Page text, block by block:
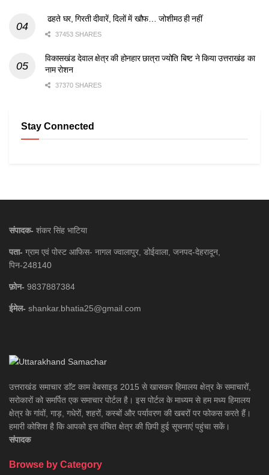
ढहते घर, गिरती दीवारें, दिलों में खौफ… जोशीमठ ही नहीं
37453 SHARES
विकासखंड देवाल क्षेत्र की होनहार छात्रा ज्योति बिष्ट ने किया उत्तराखंड का
नाम रोशन
37370 SHARES
Stay Connected
संपादक- शंकर सिंह भाटिया
पता- ग्राम एवं पोस्ट आफिस- नागल ज्वालापुर, डोईवाला, जनपद-देहरादून,
पिन-248140
फ़ोन- 9837887384
ईमेल- shankar.bhatia25@gmail.com
उत्तराखंड समाचार डाॅट काम वेबसाइड 2015 से खासकर हिमालय क्षेत्र के समाचारों,
सरोकारों को समर्पित एक समाचार पोर्टल है। इस पोर्टल के माध्यम से हम मध्य हिमालय
क्षेत्र के गांवों, गाड़, गधेरों, शहरों, कस्बों और पर्यावरण की खबरों पर फोकस करते हैं।
हमारी कोशिश है कि आपको इस वंचित क्षेत्र की छिपी हुई सूचनाएं पहुंचा सकें।
संपादक
Browse by Category